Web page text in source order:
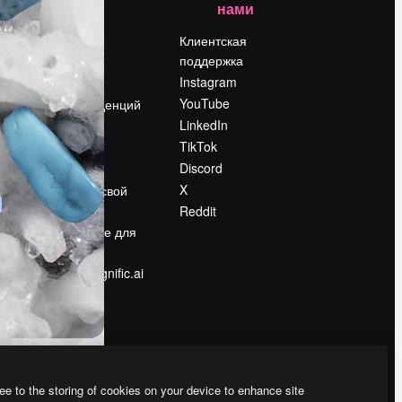
О нас
Reviews
Вакансии
Поиск тенденций
Блог
События
Slidesgo
Продайте свой
контент
Помещение для
прессы
Ищете magnific.ai
нами
Клиентская
поддержка
Instagram
YouTube
LinkedIn
TikTok
Discord
X
Reddit
to the storing of cookies on your device to enhance site